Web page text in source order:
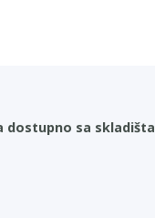
dostupno sa skladišta